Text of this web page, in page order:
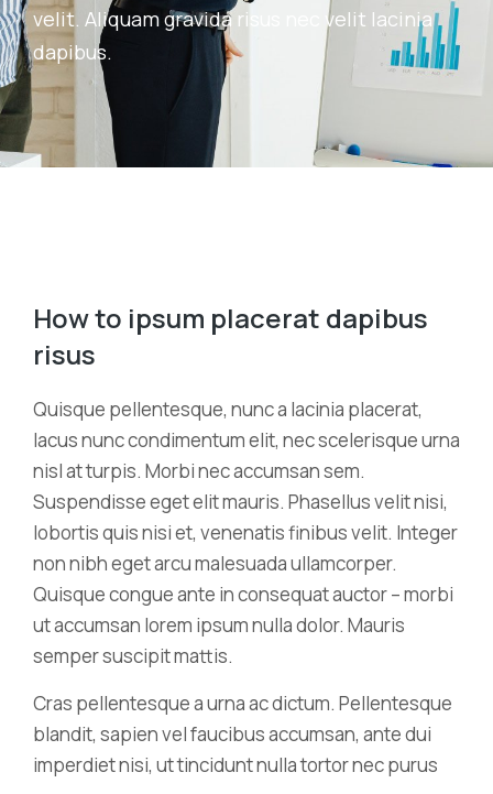
velit. Aliquam gravida risus nec velit lacinia
dapibus.
How to ipsum placerat dapibus
risus
Quisque pellentesque, nunc a lacinia placerat,
lacus nunc condimentum elit, nec scelerisque urna
nisl at turpis. Morbi nec accumsan sem.
Suspendisse eget elit mauris. Phasellus velit nisi,
lobortis quis nisi et, venenatis finibus velit. Integer
non nibh eget arcu malesuada ullamcorper.
Quisque congue ante in consequat auctor – morbi
ut accumsan lorem ipsum nulla dolor. Mauris
semper suscipit mattis.
Cras pellentesque a urna ac dictum. Pellentesque
blandit, sapien vel faucibus accumsan, ante dui
imperdiet nisi, ut tincidunt nulla tortor nec purus